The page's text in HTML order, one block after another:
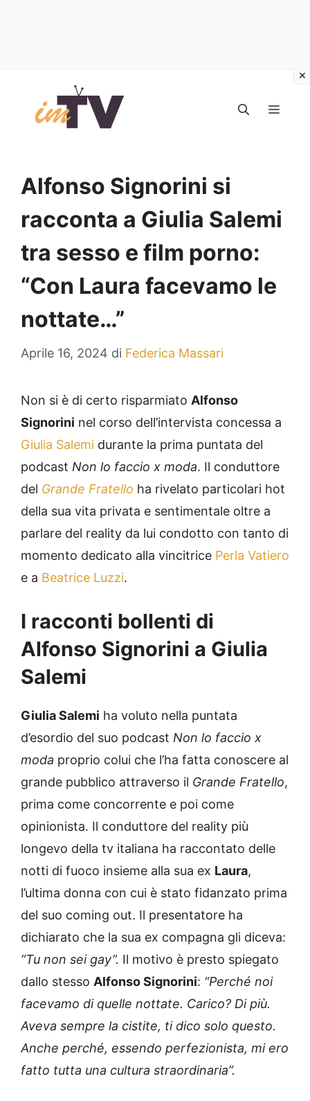
contenuto
Alfonso Signorini si
racconta a Giulia Salemi
tra sesso e film porno:
“Con Laura facevamo le
nottate…”
Aprile 16, 2024 di Federica Massari
Non si è di certo risparmiato Alfonso
Signorini nel corso dell’intervista concessa a
Giulia Salemi durante la prima puntata del
podcast Non lo faccio x moda. Il conduttore
del Grande Fratello ha rivelato particolari hot
della sua vita privata e sentimentale oltre a
parlare del reality da lui condotto con tanto di
momento dedicato alla vincitrice Perla Vatiero
e a Beatrice Luzzi.
I racconti bollenti di
Alfonso Signorini a Giulia
Salemi
Giulia Salemi ha voluto nella puntata
d’esordio del suo podcast Non lo faccio x
moda proprio colui che l’ha fatta conoscere al
grande pubblico attraverso il Grande Fratello,
prima come concorrente e poi come
opinionista. Il conduttore del reality più
longevo della tv italiana ha raccontato delle
notti di fuoco insieme alla sua ex Laura,
l’ultima donna con cui è stato fidanzato prima
del suo coming out. Il presentatore ha
dichiarato che la sua ex compagna gli diceva:
“Tu non sei gay”. Il motivo è presto spiegato
dallo stesso Alfonso Signorini: “Perché noi
facevamo di quelle nottate. Carico? Di più.
Aveva sempre la cistite, ti dico solo questo.
Anche perché, essendo perfezionista, mi ero
fatto tutta una cultura straordinaria”.